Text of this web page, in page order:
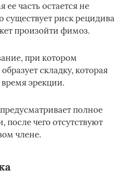
ее часть остается не
существует риск рецидива
произойти фимоз.
при котором
складку, которая
время эрекции.
полное
после чего отсутствуют
члене.